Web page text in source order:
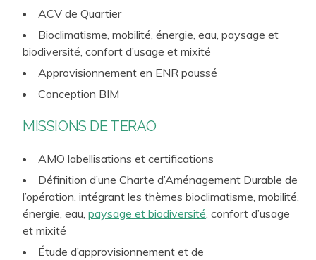
environnementaux
ACV de Quartier
Bioclimatisme, mobilité, énergie, eau, paysage et
biodiversité, confort d’usage et mixité
Approvisionnement en ENR poussé
Conception BIM
MISSIONS DE TERAO
AMO labellisations et certifications
Définition d’une Charte d’Aménagement Durable de
l’opération, intégrant les thèmes bioclimatisme, mobilité,
énergie, eau, paysage et biodiversité , confort d’usage
et mixité
Étude d’approvisionnement et de